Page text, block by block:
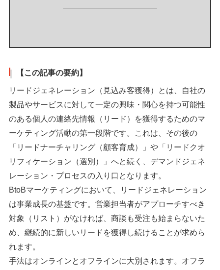
【この記事の要約】
リードジェネレーション（見込み客獲得）とは、自社の
製品やサービスに対して一定の興味・関心を持つ可能性
のある個人の連絡先情報（リード）を獲得するためのマ
ーケティング活動の第一段階です。これは、その後の
「リードナーチャリング（顧客育成）」や「リードクオ
リフィケーション（選別）」へと続く、デマンドジェネ
レーション・プロセスの入り口となります。
BtoBマーケティングにおいて、リードジェネレーション
は事業成長の基盤です。営業担当者がアプローチすべき
対象（リスト）がなければ、商談も受注も始まらないた
め、継続的に新しいリードを獲得し続けることが求めら
れます。
手法はオンラインとオフラインに大別されます。オフラ